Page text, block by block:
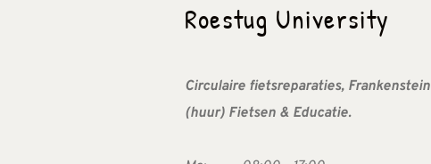
Roestug University
Circulaire fietsreparaties, Frankenstein
(huur) Fietsen & Educatie.